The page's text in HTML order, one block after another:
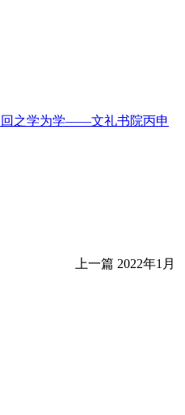
回之学为学——文礼书院丙申
上一篇 2022年1月